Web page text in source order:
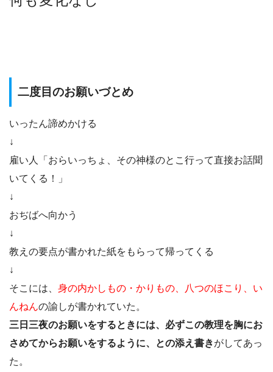
二度目のお願いづとめ
いったん諦めかける
↓
雇い人「おらいっちょ、その神様のとこ行って直接お話聞
いてくる！」
↓
おぢばへ向かう
↓
教えの要点が書かれた紙をもらって帰ってくる
↓
そこには、 身の内かしもの・かりもの、八つのほこり、い
んねんの諭しが書かれていた。
三日三夜のお願いをするときには、必ずこの教理を胸にお
さめてからお願いをするように、との添え書きがしてあっ
た。